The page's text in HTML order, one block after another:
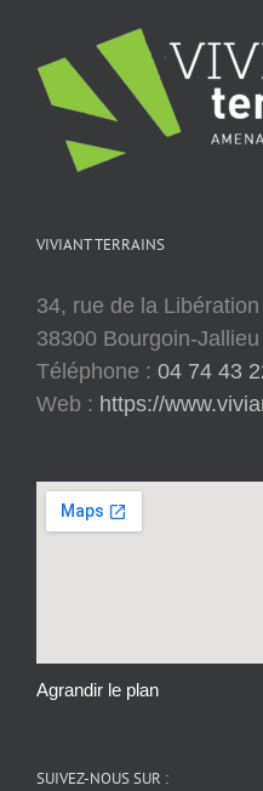
VIVIANT TERRAINS
34, rue de la Libération
38300 Bourgoin-Jallieu
Téléphone : 04 74 43
Web : https://
Agrandir le plan
SUIVEZ-NOUS SUR :